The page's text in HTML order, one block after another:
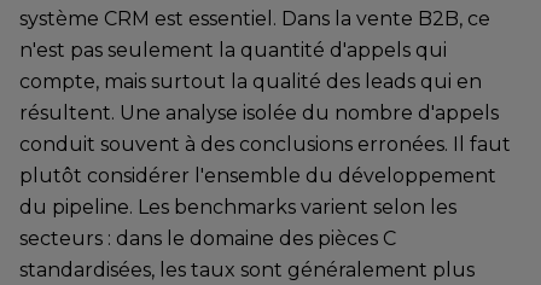
système CRM est essentiel. Dans la vente B2B, ce
n'est pas seulement la quantité d'appels qui
compte, mais surtout la qualité des leads qui en
résultent. Une analyse isolée du nombre d'appels
conduit souvent à des conclusions erronées. Il faut
plutôt considérer l'ensemble du développement
du pipeline. Les benchmarks varient selon les
secteurs : dans le domaine des pièces C
standardisées, les taux sont généralement plus